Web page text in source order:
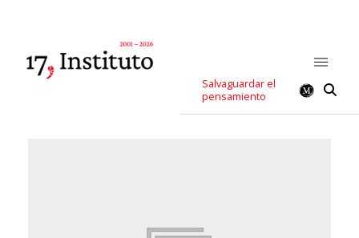
Salvaguardar el
pensamiento